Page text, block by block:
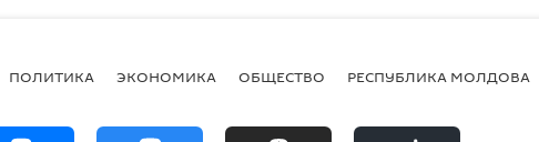
ПОЛИТИКА ЭКОНОМИКА ОБЩЕСТВО РЕСПУБЛИКА МОЛДОВА